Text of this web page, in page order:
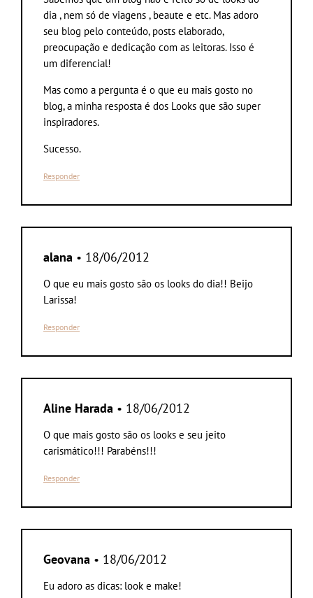
dia , nem só de viagens , beaute e etc. Mas adoro
seu blog pelo conteúdo, posts elaborado,
preocupação e dedicação com as leitoras. Isso é
um diferencial!
Mas como a pergunta é o que eu mais gosto no
blog, a minha resposta é dos Looks que são super
inspiradores.
Sucesso.
Responder
alana • 18/06/2012
O que eu mais gosto são os looks do dia!! Beijo
Larissa!
Responder
Aline Harada • 18/06/2012
O que mais gosto são os looks e seu jeito
carismático!!! Parabéns!!!
Responder
Geovana • 18/06/2012
Eu adoro as dicas: look e make!